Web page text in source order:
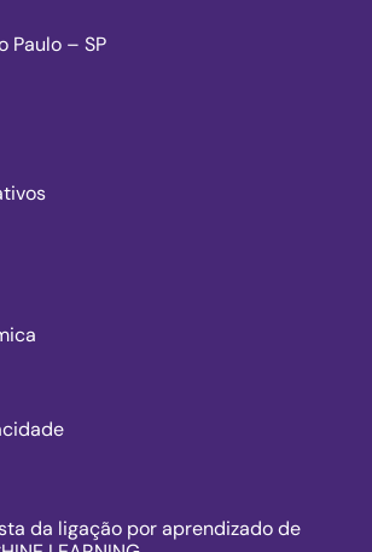
– SP
da ligação por aprendizado de